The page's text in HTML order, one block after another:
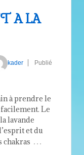
A LA
kader
Publié
à prendre le
Le
lavande
et du
chakras …